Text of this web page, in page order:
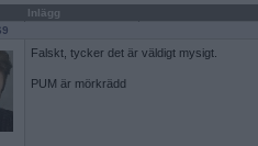
Inlägg
Falskt, tycker det är väldigt mysigt.
PUM är mörkrädd